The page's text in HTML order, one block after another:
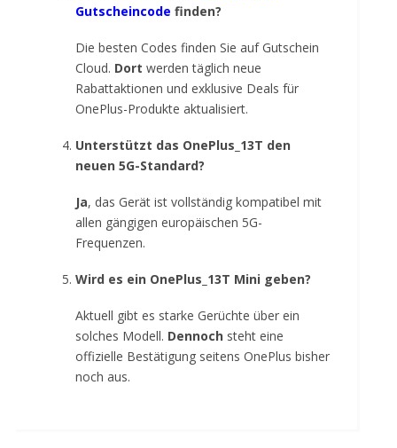
Gutscheincode finden?
Die besten Codes finden Sie auf Gutschein
Cloud. Dort werden täglich neue
Rabattaktionen und exklusive Deals für
OnePlus-Produkte aktualisiert.
Unterstützt das OnePlus_13T den
neuen 5G-Standard?
Ja, das Gerät ist vollständig kompatibel mit
allen gängigen europäischen 5G-
Frequenzen.
Wird es ein OnePlus_13T Mini geben?
Aktuell gibt es starke Gerüchte über ein
solches Modell. Dennoch steht eine
offizielle Bestätigung seitens OnePlus bisher
noch aus.